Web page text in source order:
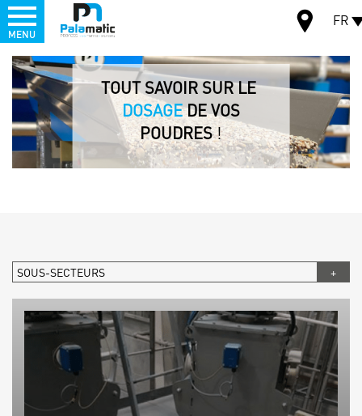
au
contenu
principal
Menu
CARTE
FR
MENU
TOUT SAVOIR SUR LE
DOSAGEDE VOS
POUDRES!
SOUS-SECTEURS